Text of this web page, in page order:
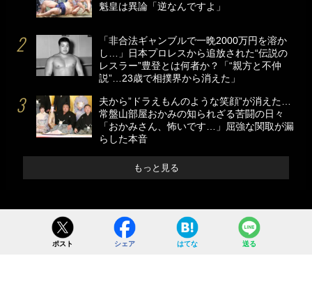
魁皇は異論「逆なんですよ」
「非合法ギャンブルで一晩2000万円を溶か
し…」日本プロレスから追放された“伝説の
レスラー”豊登とは何者か？「“親方と不仲
説”…23歳で相撲界から消えた」
夫から”ドラえもんのような笑顔”が消えた…
常盤山部屋おかみの知られざる苦闘の日々
「おかみさん、怖いです…」屈強な関取が漏
らした本音
もっと見る
ポスト シェア はてな 送る